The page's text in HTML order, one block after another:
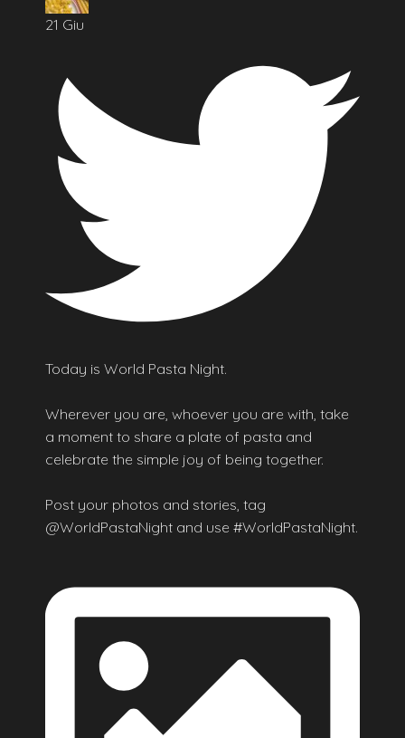
21 Giu
Today is World Pasta Night.
Wherever you are, whoever you are with, take
a moment to share a plate of pasta and
celebrate the simple joy of being together.
Post your photos and stories, tag
@WorldPastaNight and use #WorldPastaNight.